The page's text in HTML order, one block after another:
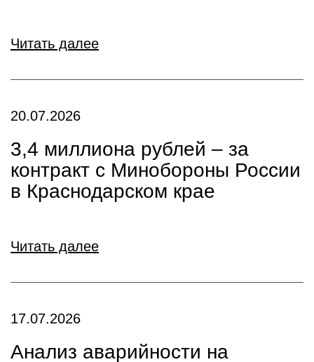
Читать далее
20.07.2026
3,4 миллиона рублей – за
контракт с Минобороны России
в Краснодарском крае
Читать далее
17.07.2026
Анализ аварийности на